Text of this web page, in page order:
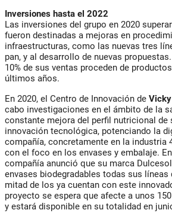
Inversiones hasta el 2022
Las inversiones del grupo en 2020
fueron destinadas a mejoras en
infraestructuras, como las nuevas tres
pan, y al desarrollo de nuevas
10% de sus ventas proceden de
últimos años.
En 2020, el Centro de Innovación de
cabo investigaciones en el ámbito de la
constante mejora del perfil nutricional de
innovación tecnológica, potenciando la
compañía, concretamente en la industria
con el foco en los envases y embalaje.
compañía anunció que su marca
envases biodegradables todas sus
mitad de los ya cuentan con este
proyecto se espera que afecte a unos
y estará disponible en su totalidad en